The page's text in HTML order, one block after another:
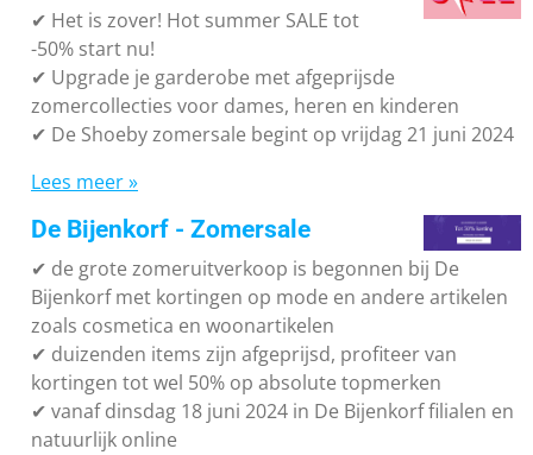
✔ Het is zover! Hot summer SALE tot
-50% start nu!
✔ Upgrade je garderobe met afgeprijsde
zomercollecties voor dames, heren en kinderen
✔ De Shoeby zomersale begint op vrijdag 21 juni 2024
Lees meer »
De Bijenkorf - Zomersale
✔ de grote zomeruitverkoop is begonnen bij De
Bijenkorf met kortingen op mode en andere artikelen
zoals cosmetica en woonartikelen
✔ duizenden items zijn afgeprijsd, profiteer van
kortingen tot wel 50% op absolute topmerken
✔ vanaf dinsdag 18 juni 2024 in De Bijenkorf filialen en
natuurlijk online